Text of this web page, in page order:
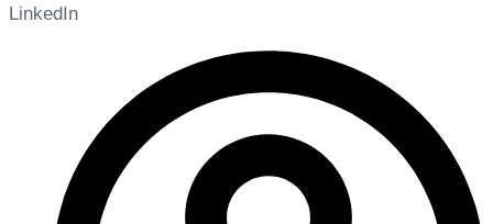
LinkedIn